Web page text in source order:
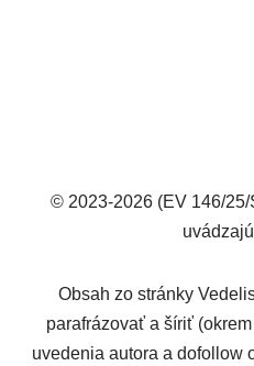
© 2023-2026 (EV 146/
Obsah zo stránky
parafrázovať a šíriť
uvedenia autora a dofollow